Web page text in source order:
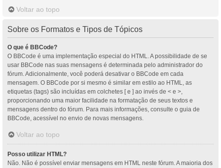
Voltar ao topo
Sobre os Formatos e Tipos de Tópicos
O que é BBCode?
O BBCode é uma implementação especial do HTML. A possibilidade de se
usar BBCode nas suas mensagens é determinada pelo administrador do
fórum. Adicionalmente, você poderá desativar o BBCode em cada
mensagem. O BBCode por si mesmo é similar em estilo ao HTML, as
etiquetas (tags) são incluídas em colchetes [ e ] ao invés de < e >,
proporcionando uma maior facilidade na formatação de seus textos e
mensagens dentro do fórum. Para mais informações, consulte o guia de
BBCode, acessível no envio de novas mensagens.
Voltar ao topo
Posso utilizar HTML?
Não. Não é possível enviar mensagens em HTML neste fórum. A maioria dos